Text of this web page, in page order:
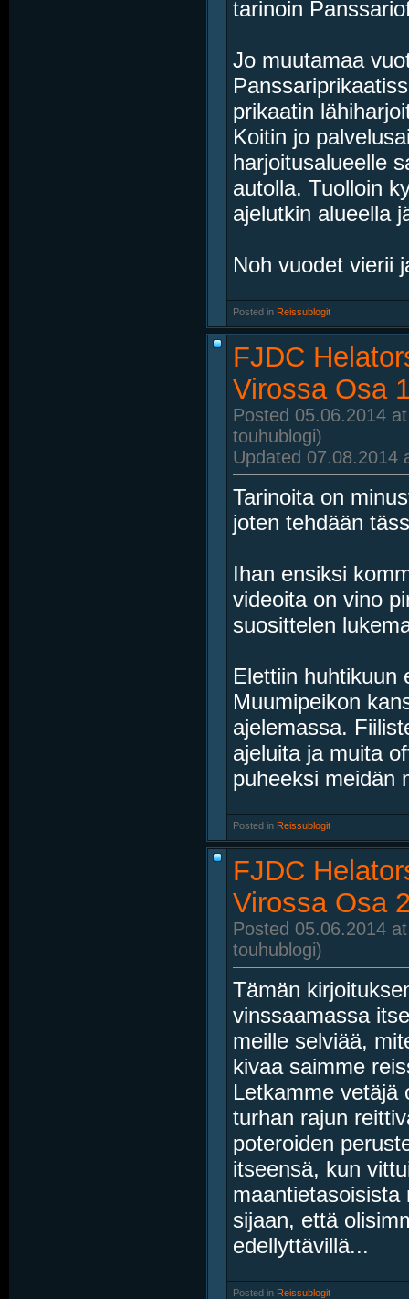
tarinoin
Jo muutamaa
prikaatin
Koitin jo
harjoitusalueelle
autolla. Tuolloin
ajelutkin alueella
Noh vuodet vierii
Posted in Reissublogit
FJDC
Virossa Osa
Posted 05.06.2014
touhublogi)
Updated 07.08.2014
Tarinoita on
joten tehdään
Ihan ensiksi
videoita on vino
suosittelen
Elettiin huhtikuun
Muumipeikon
ajelemassa.
ajeluita ja muita
puheeksi meidän
Posted in Reissublogit
FJDC
Virossa Osa
Posted 05.06.2014
touhublogi)
Tämän
vinssaamassa
meille selviää,
kivaa saimme
Letkamme vetäjä
turhan rajun
poteroiden
itseensä, kun
maantietasoisista
sijaan, että
edellyttävillä...
Posted in Reissublogit